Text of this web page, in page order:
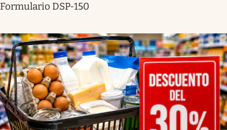
Formulario DSP-150